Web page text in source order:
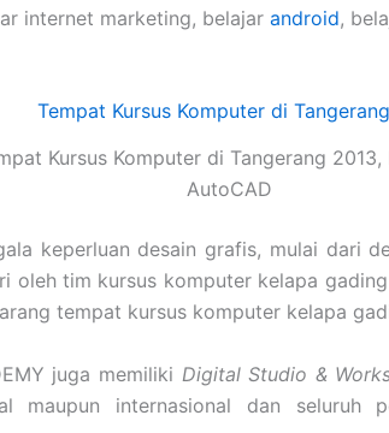
internet marketing, belajar android,
Kursus Komputer di Tangerang 2013,
AutoCAD
keperluan desain grafis, mulai dari
oleh tim kursus komputer kelapa
tempat kursus komputer kelapa
juga memiliki Digital Studio &
internasional dan seluruh